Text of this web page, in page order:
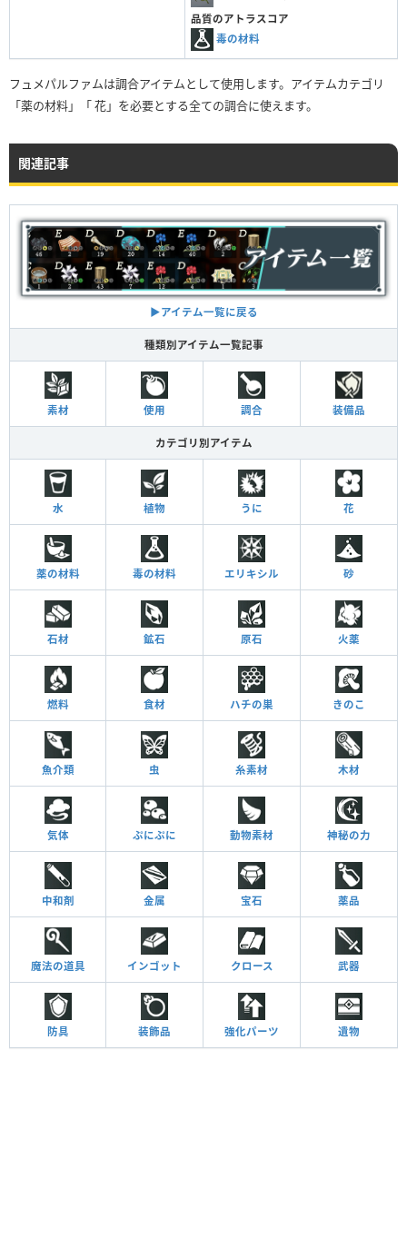
品質のアトラスコア
毒の材料
フュメパルファムは調合アイテムとして使用します。アイテムカテゴリ
「薬の材料」「 花」を必要とする全ての調合に使えます。
関連記事
▶︎アイテム一覧に戻る
種類別アイテム一覧記事
素材 使用 調合 装備品
カテゴリ別アイテム
水 植物 うに 花
薬の材料 毒の材料 エリキシル 砂
石材 鉱石 原石 火薬
燃料 食材 ハチの巣 きのこ
魚介類 虫 糸素材 木材
気体 ぷにぷに 動物素材 神秘の力
中和剤 金属 宝石 薬品
魔法の道具 インゴット クロース 武器
防具 装飾品 強化パーツ 遺物